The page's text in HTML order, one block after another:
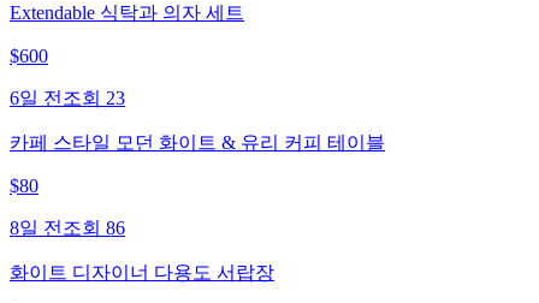
Extendable 식탁과 의자 세트
$600
6일 전 조회 23
카페 스타일 모던 화이트 & 유리 커피 테이블
$80
8일 전 조회 86
화이트 디자이너 다용도 서랍장